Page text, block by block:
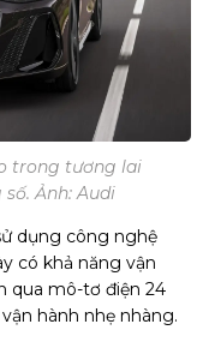
trong tương lai
Ảnh: Audi
dụng công nghệ
có khả năng vận
qua mô-tơ điện 24
hành nhẹ nhàng.